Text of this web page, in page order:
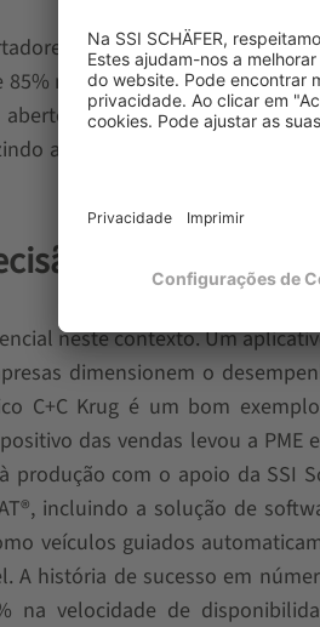
de carga, as estantes
no espaço inalterado, pois
apenas quando
a dependência da
com opções
neste contexto. Um
dimensionem o
C+C Krug é um bom
das vendas levou a
produção com o apoio da SSI
incluindo a solução de
veículos guiados
A história de sucesso em
na velocidade de